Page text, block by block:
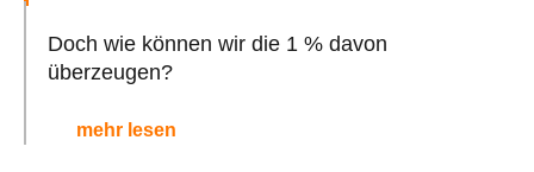
Doch wie können wir die 1 % davon
überzeugen?
mehr lesen